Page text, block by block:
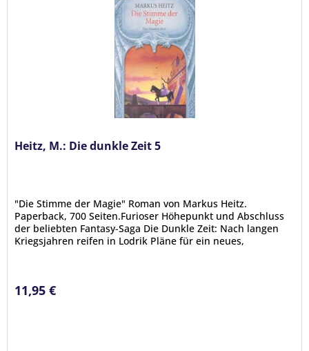
Heitz, M.: Die dunkle Zeit 5
"Die Stimme der Magie" Roman von Markus Heitz.
Paperback, 700 Seiten.Furioser Höhepunkt und Abschluss
der beliebten Fantasy-Saga Die Dunkle Zeit: Nach langen
Kriegsjahren reifen in Lodrik Pläne für ein neues,
11,95 €